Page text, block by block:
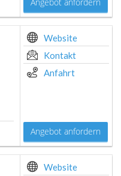
Website
Kontakt
Anfahrt
Angebot anfordern
Website